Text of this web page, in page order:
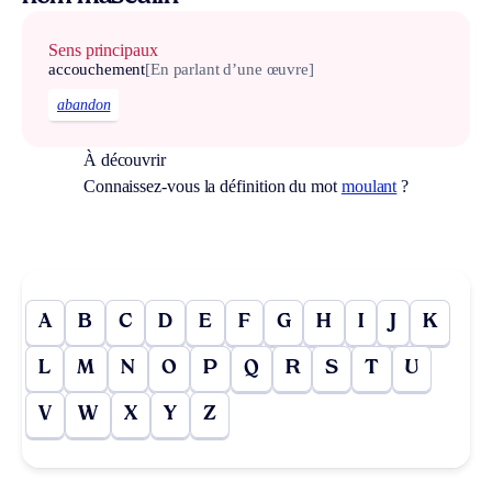
Sens principaux
accouchement[En parlant d’une œuvre]
abandon
À découvrir
Connaissez-vous la définition du mot moulant ?
A B C D E F G H I J K
L M N O P Q R S T U
V W X Y Z